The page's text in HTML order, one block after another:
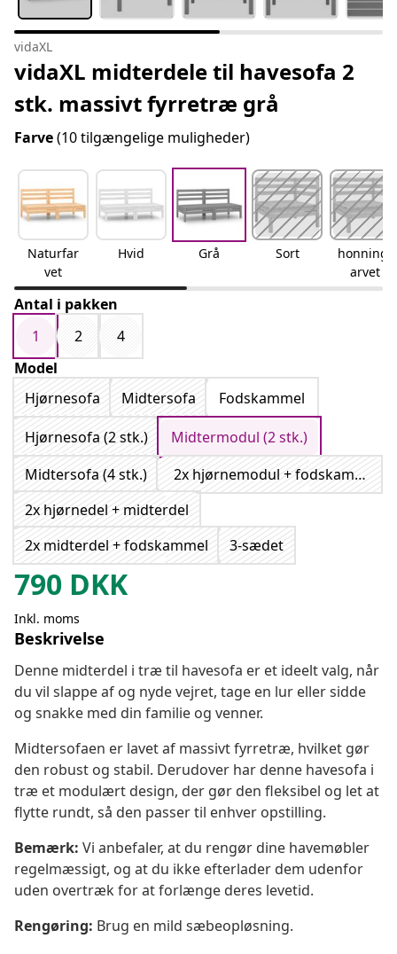
vidaXL
vidaXL midterdele til havesofa 2
stk. massivt fyrretræ grå
Farve(10 tilgængelige muligheder)
Naturfar
vet
Hvid Grå Sort
honningf
arvet
Antal i pakken
1
2
4
Model
Hjørnesofa
Midtersofa
Fodskammel
Hjørnesofa (2 stk.)
Midtermodul (2 stk.)
Midtersofa (4 stk.)
2x hjørnemodul + fodskammel
2x hjørnedel + midterdel
2x midterdel + fodskammel
3-sædet
790 DKK
Inkl. moms
Beskrivelse
Denne midterdel i træ til havesofa er et ideelt valg, når
du vil slappe af og nyde vejret, tage en lur eller sidde
og snakke med din familie og venner.
Midtersofaen er lavet af massivt fyrretræ, hvilket gør
den robust og stabil. Derudover har denne havesofa i
træ et modulært design, der gør den fleksibel og let at
flytte rundt, så den passer til enhver opstilling.
Bemærk: Vi anbefaler, at du rengør dine havemøbler
regelmæssigt, og at du ikke efterlader dem udenfor
uden overtræk for at forlænge deres levetid.
Rengøring: Brug en mild sæbeopløsning.